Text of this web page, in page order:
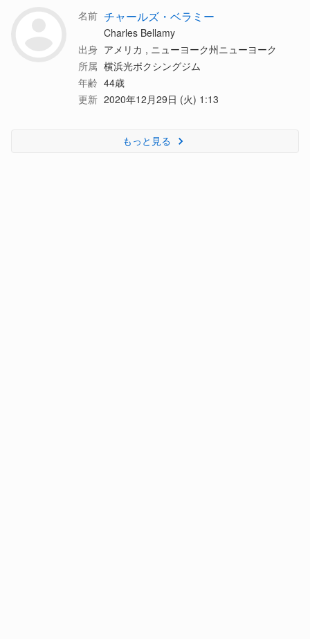
名前 チャールズ・ベラミー
Charles Bellamy
出身 アメリカ , ニューヨーク州ニューヨーク
所属 横浜光ボクシングジム
年齢 44歳
更新 2020年12月29日 (火) 1:13
もっと見る